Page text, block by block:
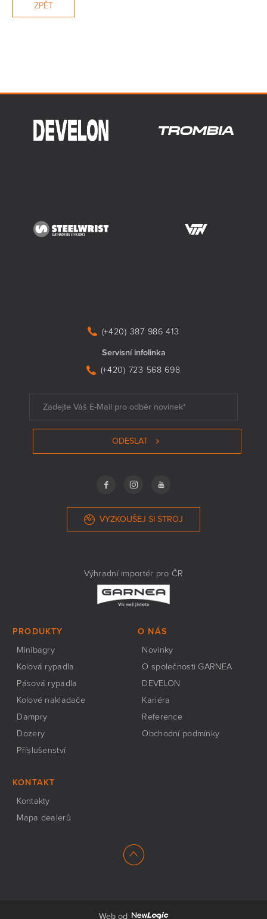
ZPĚT
(+420) 387 986 413
Servisní infolinka
(+420) 723 568 698
ODESLAT
VYZKOUŠEJ SI STROJ
Výhradní importér pro ČR
PRODUKTY
Minibagry
Kolová rypadla
Pásová rypadla
Kolové nakladače
Dampry
Dozery
Příslušenství
O NÁS
Novinky
O společnosti GARNEA
DEVELON
Kariéra
Reference
Obchodní podmínky
KONTAKT
Kontakty
Mapa dealerů
Web od